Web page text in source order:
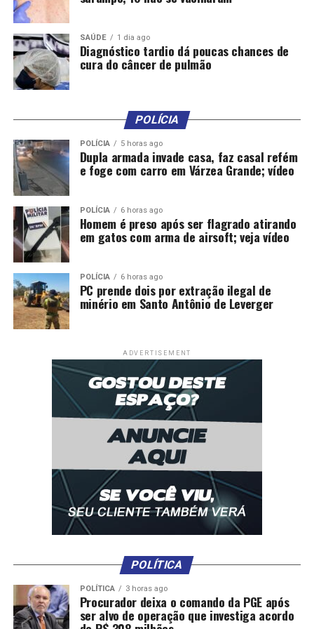
“Precisamos de uma Câmara transparente, popular, em
defesa do estado laico e pela democracia”
Vieira finalizou com mais uma alfinetada na composição
de Motta.“Eu não quero ser presidente do sindicato do
Centrão, eu quero ser guardião da democracia”
O discurso de Vieira contrasta com o deMarcel van
representando bandeiras de direita.
Comentários
RELATED TOPICS: ANISTIA CONTRA
DESTAQUE
DISCURSA
EMENDAS JANEIRO POLITICA VIEIRA
UP NEXT
DON'T MISS
Lula dá parabéns a Alcolumbre pela vitória no Senado
SAÚDE 1 dia ago
Diagnóstico tardio dá poucas chances de
cura do câncer de pulmão
POLÍCIA
POLÍCIA 5 horas ago
Dupla armada invade casa, faz casal refém
e foge com carro em Várzea Grande; vídeo
POLÍCIA 6 horas ago
Homem é preso após ser flagrado atirando
em gatos com arma de airsoft; veja vídeo
POLÍCIA 6 horas ago
PC prende dois por extração ilegal de
minério em Santo Antônio de Leverger
ADVERTISEMENT
POLÍTICA
POLÍTICA 3 horas ago
Procurador deixa o comando da PGE após
ser alvo de operação que investiga acordo